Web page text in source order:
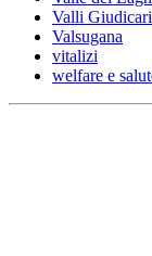
Valli
Valsugana
vitalizi
welfare e